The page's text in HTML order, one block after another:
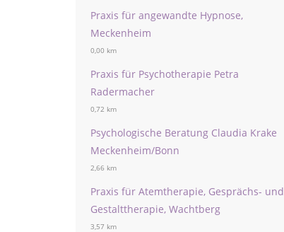
Praxis für angewandte Hypnose,
Meckenheim
0,00 km
Praxis für Psychotherapie Petra
Radermacher
0,72 km
Psychologische Beratung Claudia Krake
Meckenheim/Bonn
2,66 km
Praxis für Atemtherapie, Gesprächs- und
Gestalttherapie, Wachtberg
3,57 km